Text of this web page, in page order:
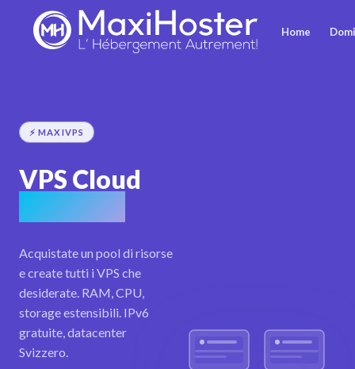
Home
⚡ MAXIVPS
VPS Cloud
à la carte
Acquistate un pool di risorse
e create tutti i VPS che
desiderate. RAM, CPU,
storage estensibili. IPv6
gratuite, datacenter
Svizzero.